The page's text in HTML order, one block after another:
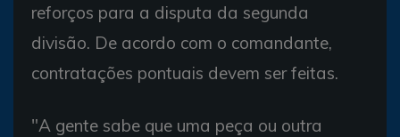
reforços para a disputa da segunda
divisão. De acordo com o comandante,
contratações pontuais devem ser feitas.
"A gente sabe que uma peça ou outra